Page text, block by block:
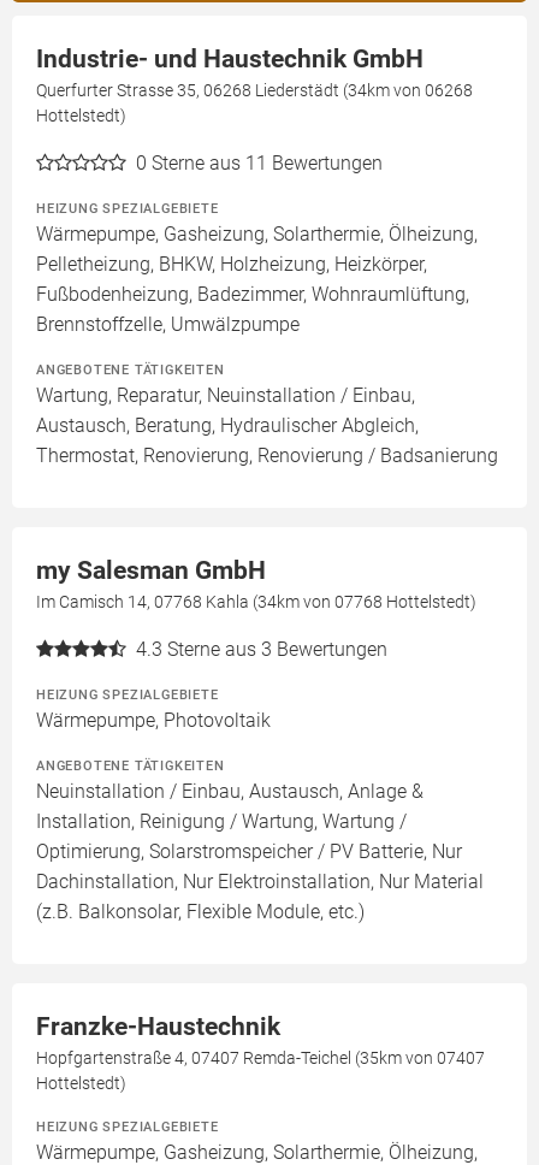
Industrie- und Haustechnik GmbH
Querfurter Strasse 35, 06268 Liederstädt (34km von 06268
Hottelstedt)
0 Sterne aus 11 Bewertungen
HEIZUNG SPEZIALGEBIETE
Wärmepumpe, Gasheizung, Solarthermie, Ölheizung,
Pelletheizung, BHKW, Holzheizung, Heizkörper,
Fußbodenheizung, Badezimmer, Wohnraumlüftung,
Brennstoffzelle, Umwälzpumpe
ANGEBOTENE TÄTIGKEITEN
Wartung, Reparatur, Neuinstallation / Einbau,
Austausch, Beratung, Hydraulischer Abgleich,
Thermostat, Renovierung, Renovierung / Badsanierung
my Salesman GmbH
Im Camisch 14, 07768 Kahla (34km von 07768 Hottelstedt)
4.3 Sterne aus 3 Bewertungen
HEIZUNG SPEZIALGEBIETE
Wärmepumpe, Photovoltaik
ANGEBOTENE TÄTIGKEITEN
Neuinstallation / Einbau, Austausch, Anlage &
Installation, Reinigung / Wartung, Wartung /
Optimierung, Solarstromspeicher / PV Batterie, Nur
Dachinstallation, Nur Elektroinstallation, Nur Material
(z.B. Balkonsolar, Flexible Module, etc.)
Franzke-Haustechnik
Hopfgartenstraße 4, 07407 Remda-Teichel (35km von 07407
Hottelstedt)
HEIZUNG SPEZIALGEBIETE
Wärmepumpe, Gasheizung, Solarthermie, Ölheizung,